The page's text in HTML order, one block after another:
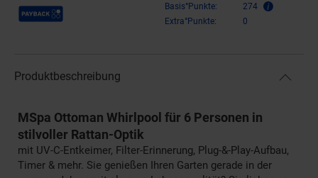
Payback Punkte Basis°Punkte:
274
Extra°Punkte:
0
Produktbeschreibung
MSpa Ottoman Whirlpool für 6 Personen in
stilvoller Rattan-Optik
mit UV-C-Entkeimer, Filter-Erinnerung, Plug-&-Play-Aufbau,
Timer & mehr. Sie genießen Ihren Garten gerade in der